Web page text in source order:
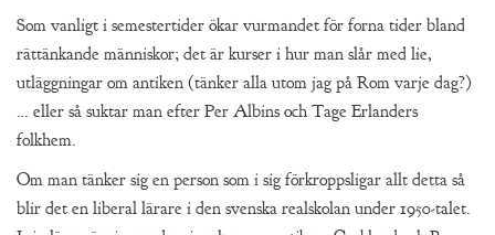
Som vanligt i semestertider ökar vurmandet för forna tider bland
rättänkande människor; det är kurser i hur man slår med lie,
utläggningar om antiken (tänker alla utom jag på Rom varje dag?)
… eller så suktar man efter Per Albins och Tage Erlanders
folkhem.
Om man tänker sig en person som i sig förkroppsligar allt detta så
blir det en liberal lärare i den svenska realskolan under 1950-talet.